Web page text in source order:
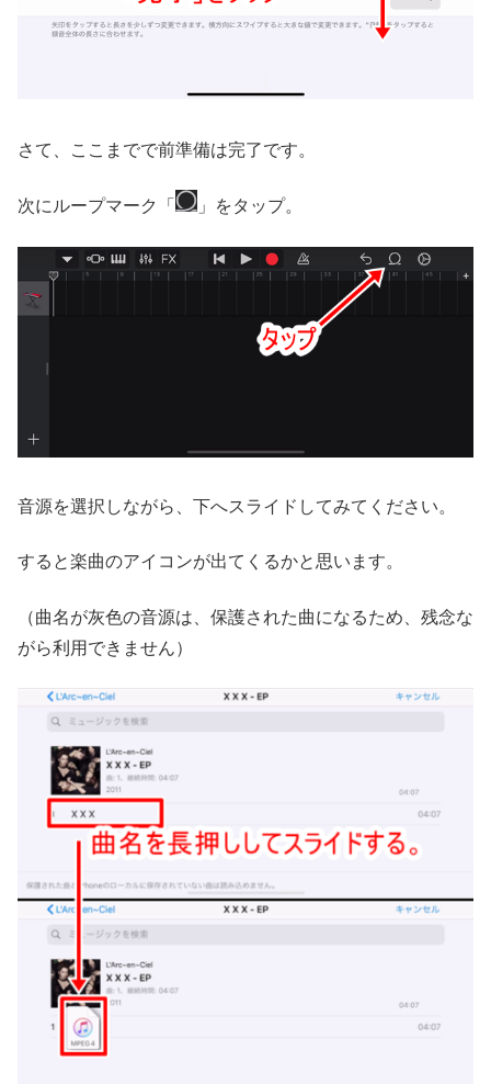
さて、ここまでで前準備は完了です。
次にループマーク「 」をタップ。
音源を選択しながら、下へスライドしてみてください。
すると楽曲のアイコンが出てくるかと思います。
（曲名が灰色の音源は、保護された曲になるため、残念な
がら利用できません）